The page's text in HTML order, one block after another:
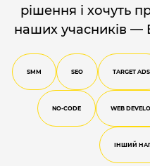
рішення і хочуть
наших учасників —
SMM SEO TARGET ADS
NO-CODE WEB
ІНШИЙ